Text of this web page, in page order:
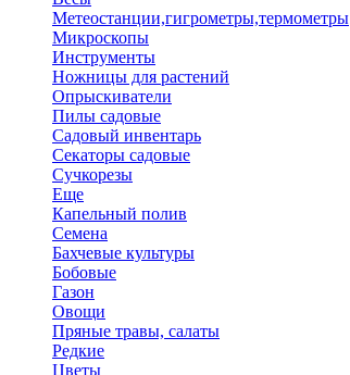
Метеостанции,гигрометры,термометры
Микроскопы
Инструменты
Ножницы для растений
Опрыскиватели
Пилы садовые
Садовый инвентарь
Секаторы садовые
Сучкорезы
Еще
Капельный полив
Семена
Бахчевые культуры
Бобовые
Газон
Овощи
Пряные травы, салаты
Редкие
Цветы